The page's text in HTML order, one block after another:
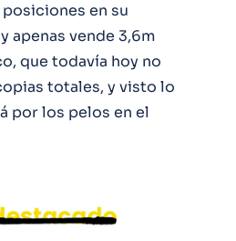
en su
apenas vende 3,6m
que todavía hoy no
totales, y visto lo
por los pelos en el